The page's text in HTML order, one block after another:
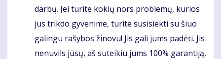
darbų. Jei turite kokių nors problemų, kurios
jus trikdo gyvenime, turite susisiekti su šiuo
galingu rašybos žinovu! Jis gali jums padėti. Jis
nenuvils jūsų, aš suteikiu jums 100% garantiją,